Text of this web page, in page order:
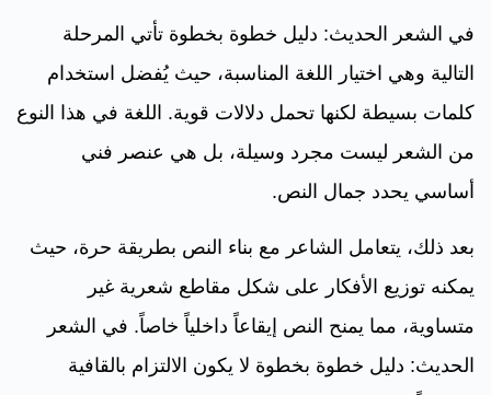
في الشعر الحديث: دليل خطوة بخطوة تأتي المرحلة
التالية وهي اختيار اللغة المناسبة، حيث يُفضل استخدام
كلمات بسيطة لكنها تحمل دلالات قوية. اللغة في هذا النوع
من الشعر ليست مجرد وسيلة، بل هي عنصر فني
أساسي يحدد جمال النص.
بعد ذلك، يتعامل الشاعر مع بناء النص بطريقة حرة، حيث
يمكنه توزيع الأفكار على شكل مقاطع شعرية غير
متساوية، مما يمنح النص إيقاعاً داخلياً خاصاً. في الشعر
الحديث: دليل خطوة بخطوة لا يكون الالتزام بالقافية